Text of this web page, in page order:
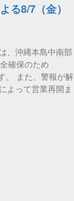
る8/7（金）
、沖縄本島中南部
確保のため
。 また、警報が解
よって営業再開ま